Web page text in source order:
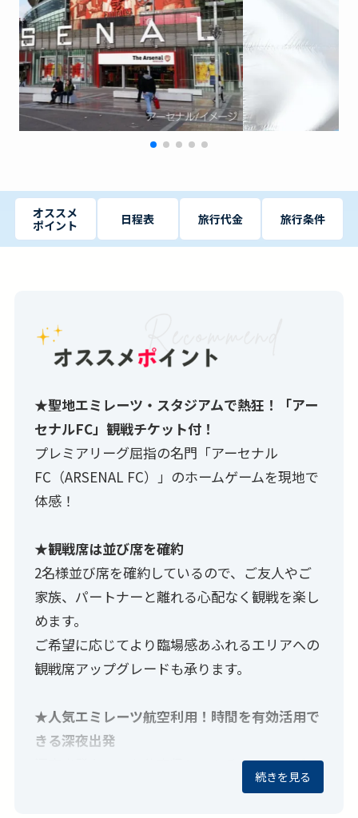
オススメ
ポイント
日程表 旅行代金 旅行条件
★聖地エミレーツ・スタジアムで熱狂！「アー
セナルFC」観戦チケット付！
プレミアリーグ屈指の名門「アーセナル
FC（ARSENAL FC）」のホームゲームを現地で
体感！
★観戦席は並び席を確約
2名様並び席を確約しているので、ご友人やご
家族、パートナーと離れる心配なく観戦を楽し
めます。
ご希望に応じてより臨場感あふれるエリアへの
観戦席アップグレードも承ります。
★人気エミレーツ航空利用！時間を有効活用で
きる深夜出発
深夜出発なのでお仕事帰りでもそのままイギリ
続きを見る